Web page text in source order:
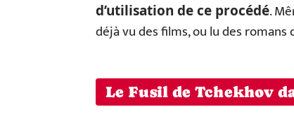
d’utilisation de ce procédé.
déjà vu des films, ou lu des
Le Fusil de Tchekhov